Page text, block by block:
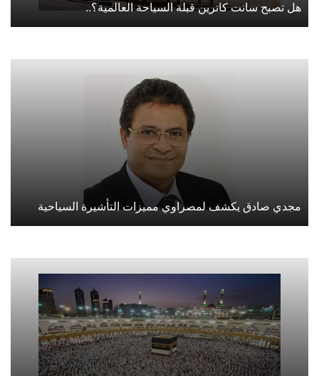
هل تصبح سانت كاترين قبلة السياحة العالمية؟..
مجدي صادق يكشف لمصراوي مميزات التأشيرة السياحية